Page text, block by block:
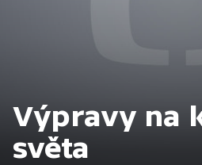
Výpravy na
světa